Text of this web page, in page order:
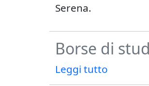
Serena.
Borse di
Leggi tutto